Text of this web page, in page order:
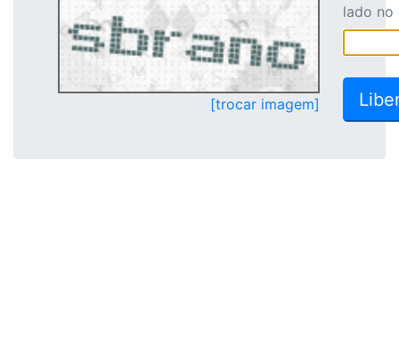
[trocar imagem]
lado no